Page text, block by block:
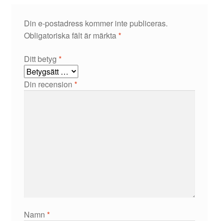
Din e-postadress kommer inte publiceras.
Obligatoriska fält är märkta*
Ditt betyg *
Din recension *
Namn *